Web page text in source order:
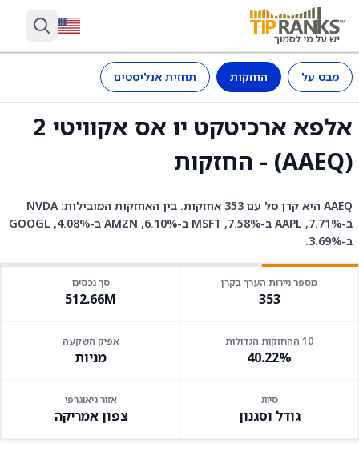
מבט על החזקות תחזית אנליסטים
אלפא ארכיטקט יו אס אקוויטי 2
(AAEQ) - החזקות
AAEQ היא קרן סל עם 353 אחזקות. בין האחזקות המובילות: NVDA
ב-7.71%, AAPL ב-7.58%, MSFT ב-6.10%, AMZN ב-4.08%, GOOGL
ב-3.69%.
מספר ניירות הערך בקרן
353
סך נכסים
512.66M
10 ההחזקות הגדולות
40.22%
אפיק השקעה
מניות
סיווג
גודל וסגנון
אזור גיאוגרפי
צפון אמריקה